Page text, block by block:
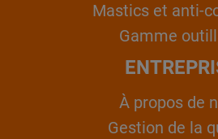
Mastics et anti-
Gamme
À propos de
Gestion de la